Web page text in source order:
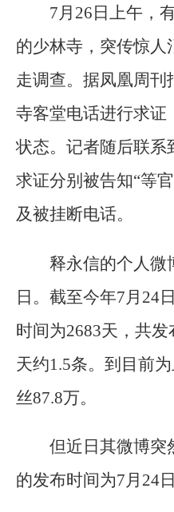
7月26日上午，
的少林寺，突传惊人
走调查。据凤凰周
寺客堂电话进行求证
状态。记者随后联系
求证分别被告知“等
及被挂断电话。
释永信的个人微
日。截至今年7月24
时间为2683天，共
天约1.5条。到目前
丝87.8万。
但近日其微博突
的发布时间为7月24